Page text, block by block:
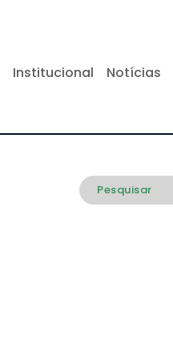
Institucional Notícias